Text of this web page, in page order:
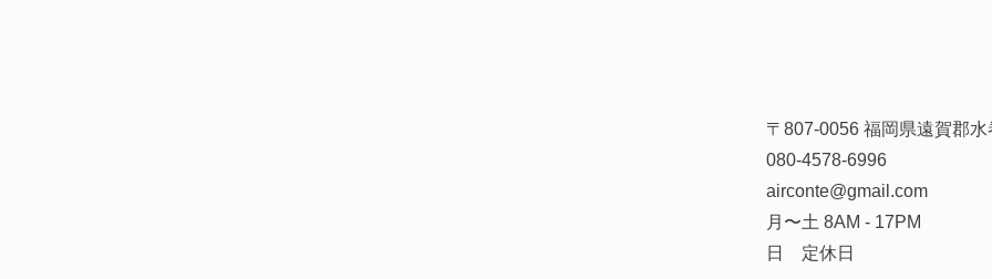
〒807-0056 福岡県遠賀郡
080-4578-6996
airconte@gmail.com
月〜土 8AM - 17PM
日 定休日